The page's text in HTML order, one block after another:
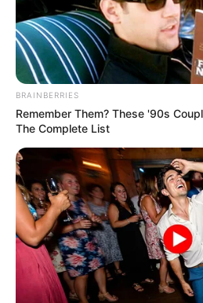
motociclistas;
motos precisam
12:00 Brasil, Brasília
A nova resolução, que
BRAINBERRIES
Remember Them? These '90s
The Complete List